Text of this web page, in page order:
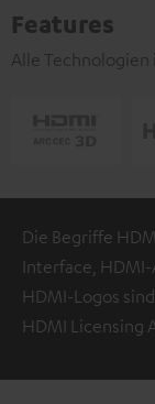
Features
Alle
Die Begriffe
Interface,
HDMI-Logos
HDMI Licensing